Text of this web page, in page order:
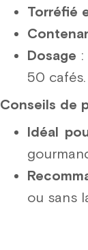
Torréfié
Dosage
50 cafés.
Conseils de
Idéal
ou sans